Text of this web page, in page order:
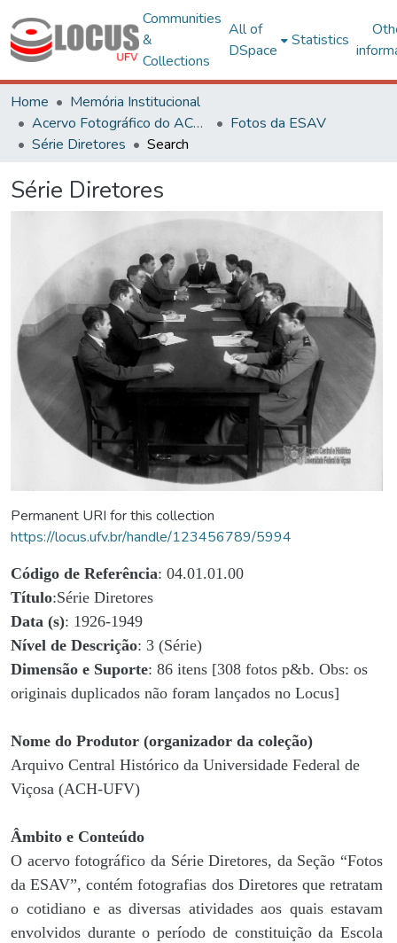
Communities
&
Collections
All of
DSpace
Statistics
Home
Memória Institucional
Acervo Fotográfico do ACH-UFV
Fotos da ESAV
Série Diretores
Search
Série Diretores
Permanent URI for this collection
https://locus.ufv.br/handle/123456789/5994
Código de Referência: 04.01.01.00
Título:Série Diretores
Data (s): 1926-1949
Nível de Descrição: 3 (Série)
Dimensão e Suporte: 86 itens [308 fotos p&b. Obs: os
originais duplicados não foram lançados no Locus]
Nome do Produtor (organizador da coleção)
Arquivo Central Histórico da Universidade Federal de
Viçosa (ACH-UFV)
Âmbito e Conteúdo
O acervo fotográfico da Série Diretores, da Seção “Fotos
da ESAV”, contém fotografias dos Diretores que retratam
o cotidiano e as diversas atividades aos quais estavam
envolvidos durante o período de constituição da Escola